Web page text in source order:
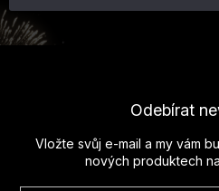
Odebírat
Vložte svůj e-mail a my vám
nových produktech